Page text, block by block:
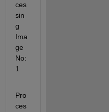
ces
sin
g
Ima
ge
No:
1
Pro
ces